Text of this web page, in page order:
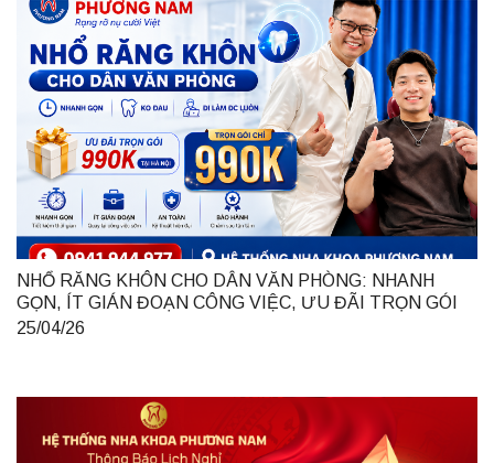
NHỔ RĂNG KHÔN CHO DÂN VĂN PHÒNG: NHANH
GỌN, ÍT GIÁN ĐOẠN CÔNG VIỆC, ƯU ĐÃI TRỌN GÓI
990K TẠI HÀ NỘI
25/04/26